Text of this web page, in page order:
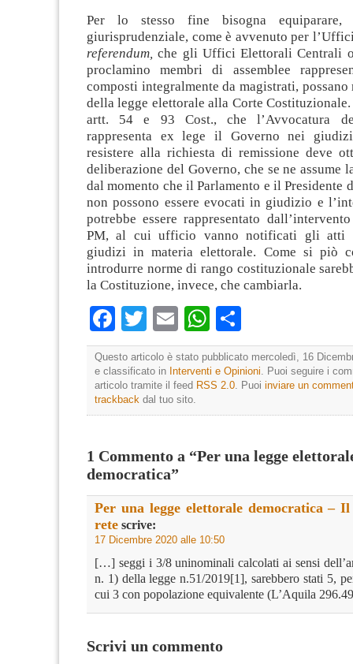
Per lo stesso fine bisogna
giurisprudenziale, come è avvenuto per
referendum,che gli Uffici Elettorali Centrali
proclamino membri di assemblee
composti integralmente da magistrati, possano
della legge elettorale alla Corte
artt. 54 e 93 Cost., che l’Avvocatura
rappresenta ex lege il Governo nei
resistere alla richiesta di remissione deve
deliberazione del Governo, che se ne assume
dal momento che il Parlamento e il Presidente
non possono essere evocati in giudizio e
potrebbe essere rappresentato
PM, al cui ufficio vanno notificati gli atti
giudizi in materia elettorale. Come si piò
introdurre norme di rango costituzionale
la Costituzione, invece, che cambiarla.
Facebook
TwitterEmailWhatsApp
Questo articolo è stato pubblicato mercoledì, 16
e classificato in Interventi e Opinioni . Puoi seguire i
articolo tramite il feed RSS 2.0 . Puoi inviare un
trackback dal tuo sito.
1 Commento a “Per una legge
democratica”
Per una legge elettorale democratica –
rete scrive:
17 Dicembre 2020 alle 10:50
[…] seggi i 3/8 uninominali calcolati ai sensi
n. 1) della legge n.51/2019[1], sarebbero stati 5,
cui 3 con popolazione equivalente (L’Aquila
Scrivi un commento